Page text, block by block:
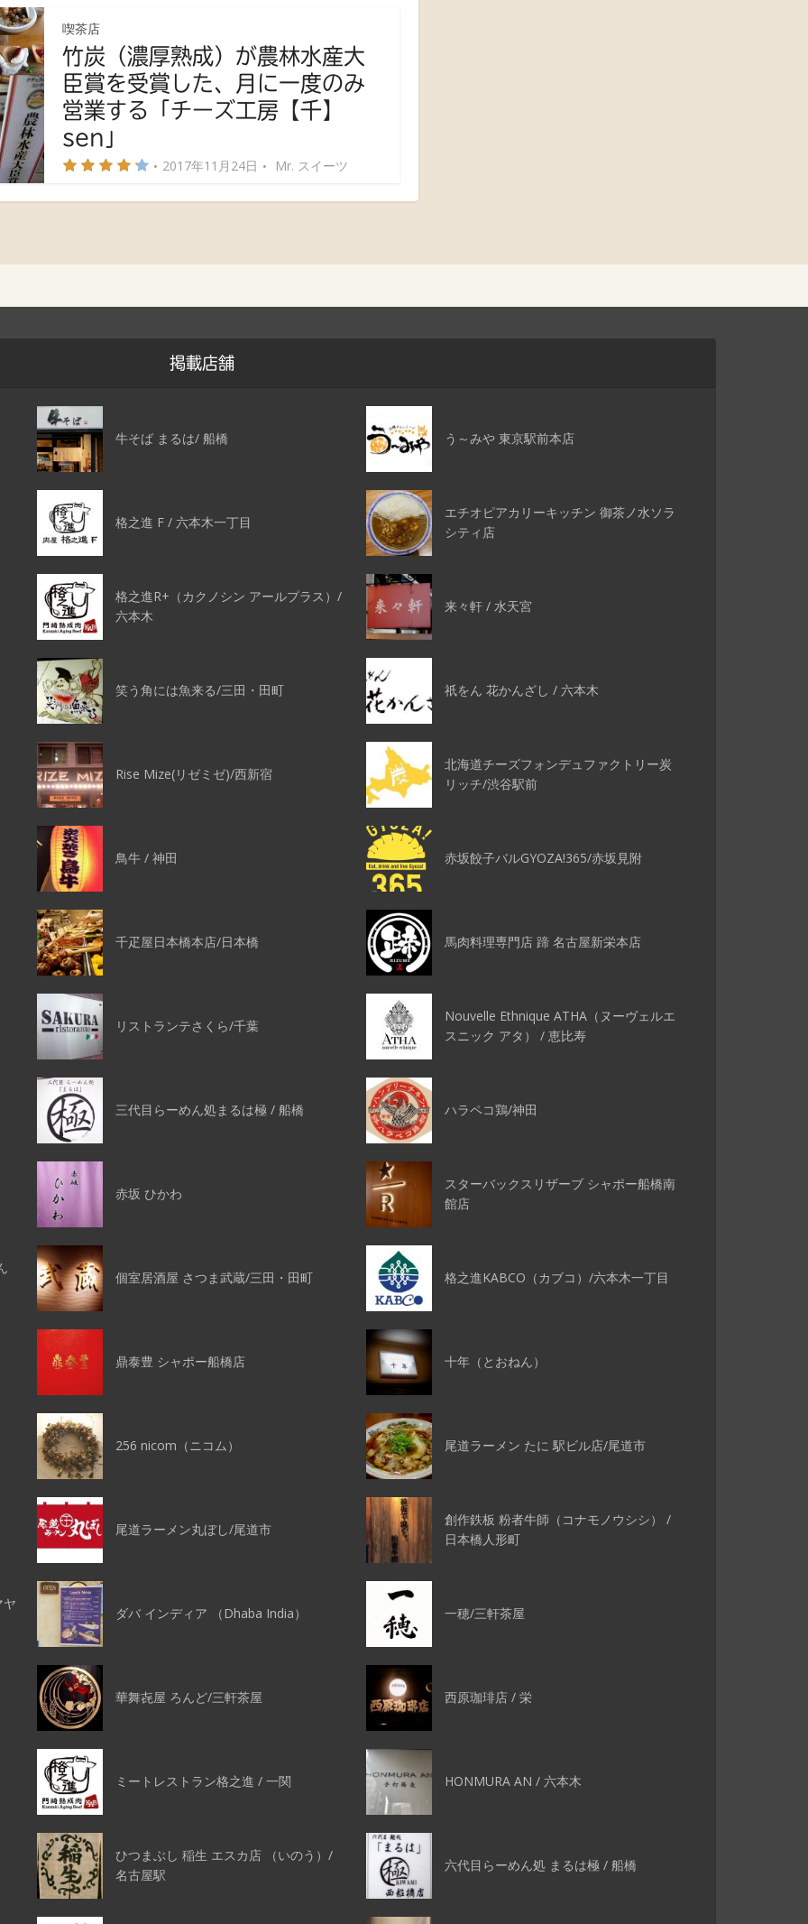
喫茶店
竹炭（濃厚熟成）が農林水産大
臣賞を受賞した、月に一度のみ
営業する「チーズ工房【千】
sen」
2017年11月24日 Mr. スイーツ
掲載店舗
牛そば まるは/ 船橋 う～みや 東京駅前本店
格之進 F / 六本木一丁目
エチオピアカリーキッチン 御茶ノ水ソラ
シティ店
格之進R+（カクノシン アールプラス）/
六本木
来々軒 / 水天宮
笑う角には魚来る/三田・田町 祇をん 花かんざし / 六本木
Rise Mize(リゼミゼ)/西新宿
北海道チーズフォンデュファクトリー炭
リッチ/渋谷駅前
鳥牛 / 神田 赤坂餃子バルGYOZA!365/赤坂見附
千疋屋日本橋本店/日本橋 馬肉料理専門店 蹄 名古屋新栄本店
リストランテさくら/千葉
Nouvelle Ethnique ATHA（ヌーヴェルエ
スニック アタ） / 恵比寿
三代目らーめん処まるは極 / 船橋 ハラペコ鶏/神田
赤坂 ひかわ
スターバックスリザーブ シャポー船橋南
館店
個室居酒屋 さつま武蔵/三田・田町 格之進KABCO（カブコ）/六本木一丁目
鼎泰豊 シャポー船橋店 十年（とおねん）
256 nicom（ニコム） 尾道ラーメン たに 駅ビル店/尾道市
尾道ラーメン丸ぼし/尾道市
創作鉄板 粉者牛師（コナモノウシシ） /
日本橋人形町
ダバ インディア （Dhaba India） 一穂/三軒茶屋
華舞㐂屋 ろんど/三軒茶屋 西原珈琲店 / 栄
ミートレストラン格之進 / 一関 HONMURA AN / 六本木
ひつまぶし 稲生 エスカ店 （いのう）/
名古屋駅
六代目らーめん処 まるは極 / 船橋